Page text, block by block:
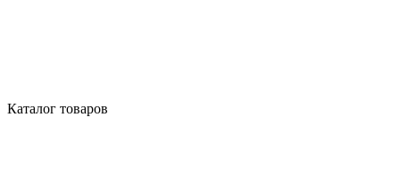
Каталог товаров